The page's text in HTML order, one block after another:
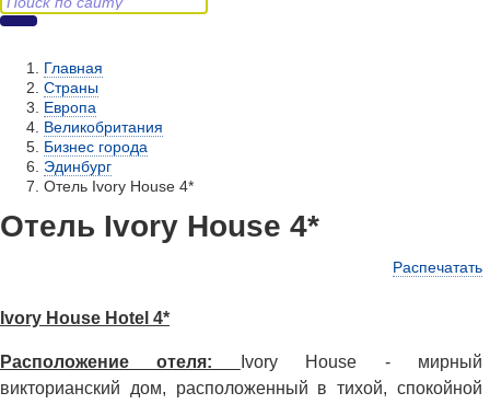
Главная
Страны
Европа
Великобритания
Бизнес города
Эдинбург
Отель Ivory House 4*
Отель Ivory House 4*
Распечатать
Ivory House Hotel 4*
Расположение отеля:
Ivory House - мирный
викторианский дом, расположенный в тихой, спокойной